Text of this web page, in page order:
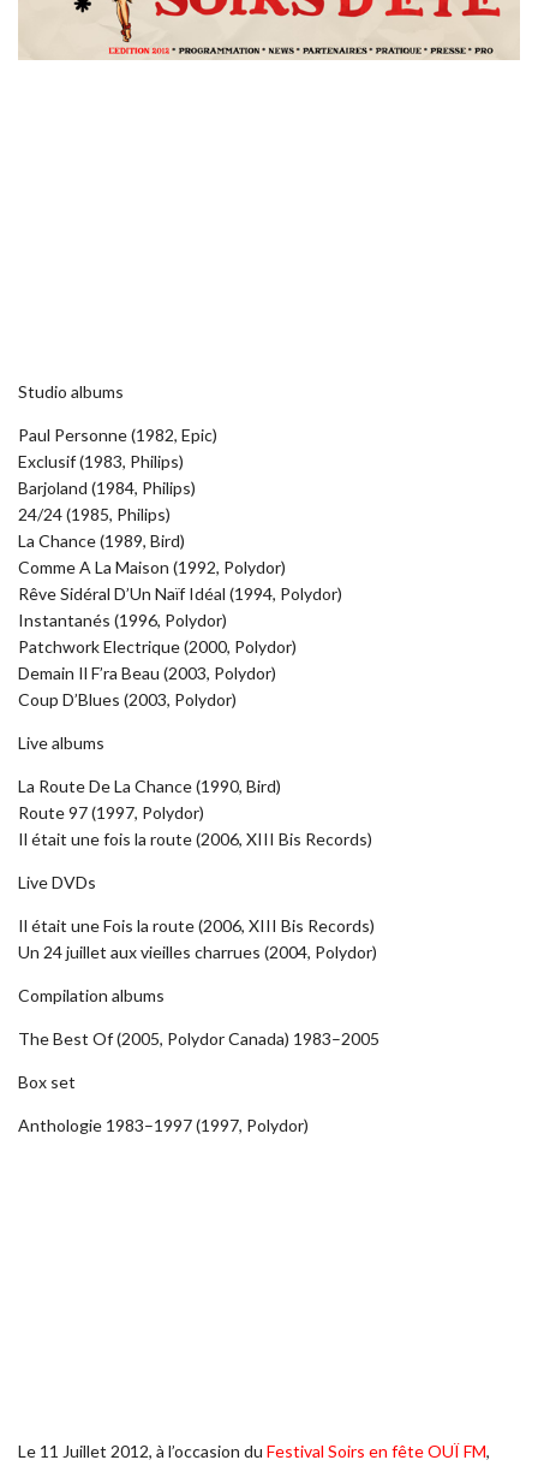
Studio albums
Paul Personne (1982, Epic)
Exclusif (1983, Philips)
Barjoland (1984, Philips)
24/24 (1985, Philips)
La Chance (1989, Bird)
Comme A La Maison (1992, Polydor)
Rêve Sidéral D’Un Naïf Idéal (1994, Polydor)
Instantanés (1996, Polydor)
Patchwork Electrique (2000, Polydor)
Demain Il F’ra Beau (2003, Polydor)
Coup D’Blues (2003, Polydor)
Live albums
La Route De La Chance (1990, Bird)
Route 97 (1997, Polydor)
Il était une fois la route (2006, XIII Bis Records)
Live DVDs
Il était une Fois la route (2006, XIII Bis Records)
Un 24 juillet aux vieilles charrues (2004, Polydor)
Compilation albums
The Best Of (2005, Polydor Canada) 1983–2005
Box set
Anthologie 1983–1997 (1997, Polydor)
Le 11 Juillet 2012, à l’occasion du Festival Soirs en fête OUÏ FM,